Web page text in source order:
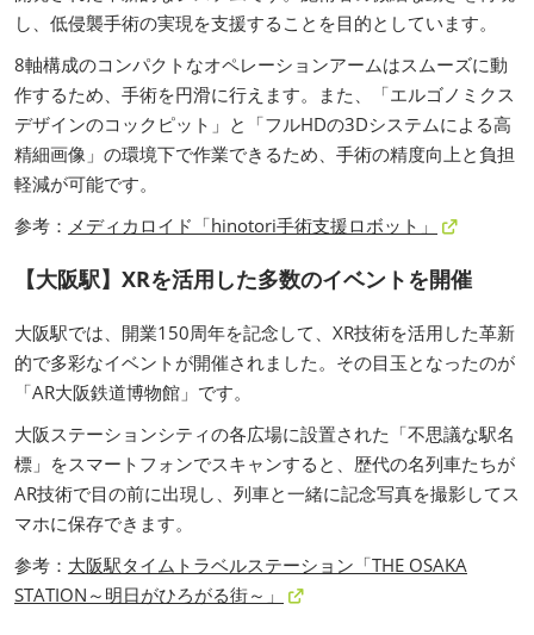
し、低侵襲手術の実現を支援することを目的としています。
8軸構成のコンパクトなオペレーションアームはスムーズに動
作するため、手術を円滑に行えます。また、「エルゴノミクス
デザインのコックピット」と「フルHDの3Dシステムによる高
精細画像」の環境下で作業できるため、手術の精度向上と負担
軽減が可能です。
参考： メディカロイド「hinotori手術支援ロボット」
【大阪駅】XRを活用した多数のイベントを開催
大阪駅では、開業150周年を記念して、XR技術を活用した革新
的で多彩なイベントが開催されました。その目玉となったのが
「AR大阪鉄道博物館」です。
大阪ステーションシティの各広場に設置された「不思議な駅名
標」をスマートフォンでスキャンすると、歴代の名列車たちが
AR技術で目の前に出現し、列車と一緒に記念写真を撮影してス
マホに保存できます。
参考： 大阪駅タイムトラベルステーション「THE OSAKA
STATION～明日がひろがる街～」